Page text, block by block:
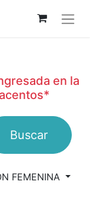
en la
Buscar
FEMENINA